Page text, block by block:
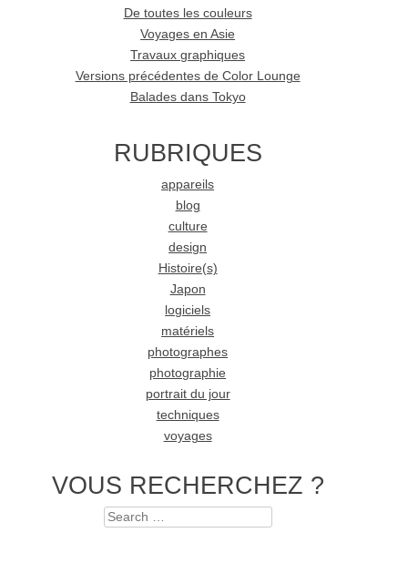
De toutes les couleurs
Voyages en Asie
Travaux graphiques
Versions précédentes de Color Lounge
Balades dans Tokyo
RUBRIQUES
appareils
blog
culture
design
Histoire(s)
Japon
logiciels
matériels
photographes
photographie
portrait du jour
techniques
voyages
VOUS RECHERCHEZ ?
Search